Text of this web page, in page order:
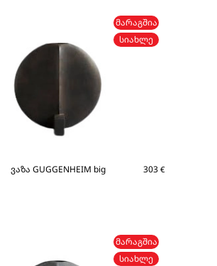
ᲛᲐᲠᲐᲒᲨᲘᲐ
ᲡᲘᲐᲮᲚᲔ
ვაზა GUGGENHEIM big 303 €
ᲛᲐᲠᲐᲒᲨᲘᲐ
ᲡᲘᲐᲮᲚᲔ